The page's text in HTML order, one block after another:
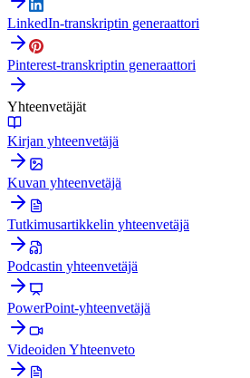
LinkedIn-transkriptin generaattori
Pinterest-transkriptin generaattori
Yhteenvetäjät
Kirjan yhteenvetäjä
Kuvan yhteenvetäjä
Tutkimusartikkelin yhteenvetäjä
Podcastin yhteenvetäjä
PowerPoint-yhteenvetäjä
Videoiden Yhteenveto